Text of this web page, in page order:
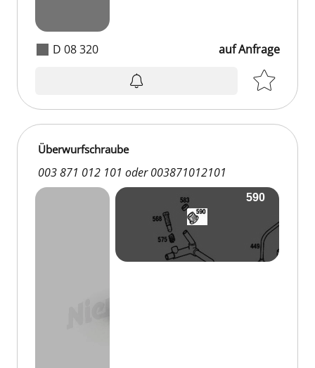
D 08 320 auf Anfrage
Überwurfschraube
003 871 012 101 oder 003871012101